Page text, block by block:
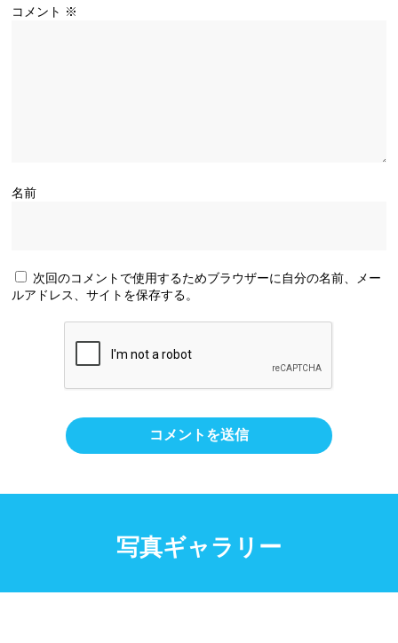
コメント ※
名前
次回のコメントで使用するためブラウザーに自分の名前、メー
ルアドレス、サイトを保存する。
写真ギャラリー